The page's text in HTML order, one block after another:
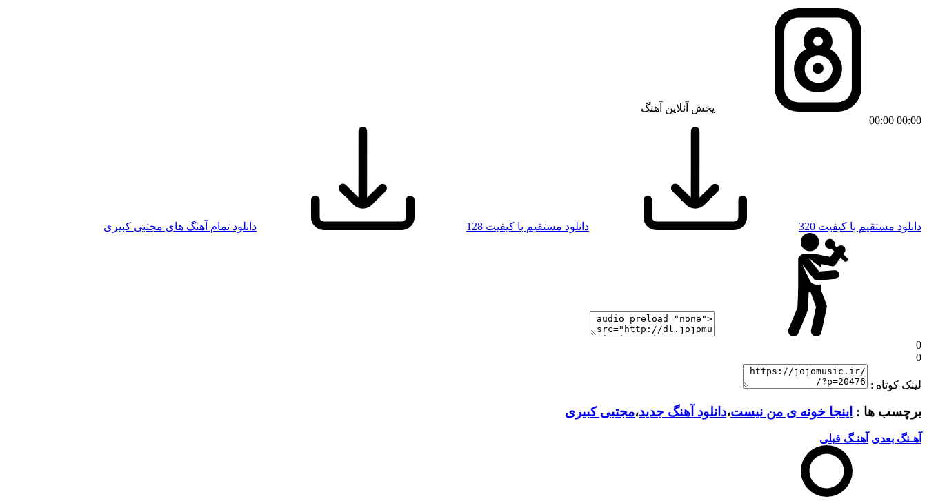
پخش آنلاین آهنگ
00:00
00:00
دانلود مستقیم با کیفیت 320 دانلود مستقیم با کیفیت 128 دانلود تمام آهنگ های مجتبی کبیری
0
0
لینک کوتاه :
برچسب ها : اینجا خونه ی من نیست،دانلود آهنگ جدید،مجتبی کبیری
آهـنگ بعدی آهنـگ قبلی